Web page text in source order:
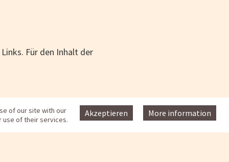
Akzeptieren More information
of our site with our
use of their services.
Für den Inhalt der
Google Inc. ("Google"). Google
Analyse der Benutzung der
diese Website (einschließlich